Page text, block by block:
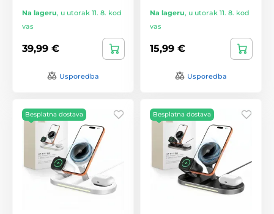
Na lageru, u utorak 11. 8. kod
vas
39,99 €
Usporedba
Na lageru, u utorak 11. 8. kod
vas
15,99 €
Usporedba
Besplatna dostava Besplatna dostava